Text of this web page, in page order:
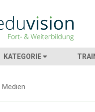
KATEGORIE
Medien